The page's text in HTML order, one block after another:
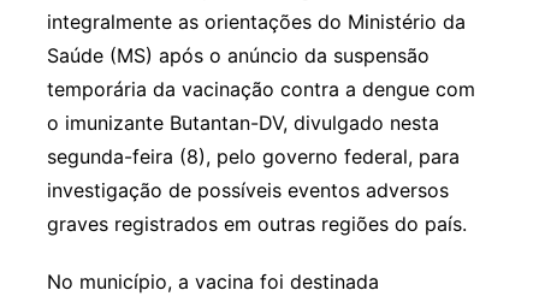
integralmente as orientações do Ministério da
Saúde (MS) após o anúncio da suspensão
temporária da vacinação contra a dengue com
o imunizante Butantan-DV, divulgado nesta
segunda-feira (8), pelo governo federal, para
investigação de possíveis eventos adversos
graves registrados em outras regiões do país.
No município, a vacina foi destinada